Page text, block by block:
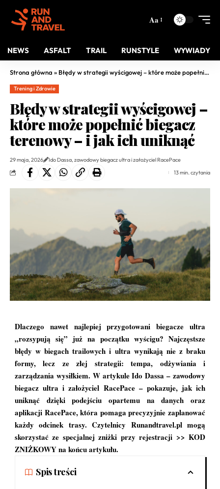
Aa
NEWS ASFALT TRAIL RUNSTYLE WYWIADY
Strona główna » Błędy w strategii wyścigowej – które może popełnić biegacz terenowy – i jak ich uniknąć
Trening i Zdrowie
Błędy w strategii wyścigowej –
które może popełnić biegacz
terenowy – i jak ich uniknąć
29 maja, 2026
Ido Dassa, zawodowy biegacz ultra i założyciel RacePace
13 min. czytania
Dlaczego nawet najlepiej przygotowani biegacze ultra
„rozsypują się” już na początku wyścigu? Najczęstsze
błędy w biegach trailowych i ultra wynikają nie z braku
formy, lecz ze złej strategii: tempa, odżywiania i
zarządzania wysiłkiem. W artykule Ido Dassa – zawodowy
biegacz ultra i założyciel RacePace– pokazuje, jak ich
uniknąć dzięki podejściu opartemu na danych oraz
aplikacji RacePace, która pomaga precyzyjnie zaplanować
każdy odcinek trasy. Czytelnicy Runandtravel.pl mogą
skorzystać ze specjalnej zniżki przy rejestracji >> KOD
ZNIŻKOWY na końcu artykułu.
Spis treści